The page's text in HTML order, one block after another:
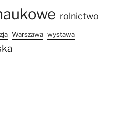
rolnictwo
Warszawa wystawa